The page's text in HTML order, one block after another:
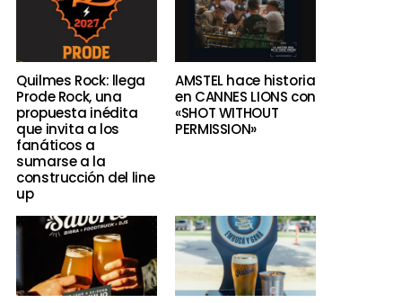
Quilmes Rock: llega
Prode Rock, una
propuesta inédita
que invita a los
fanáticos a
sumarse a la
construcción del line
up
AMSTEL hace historia
en CANNES LIONS con
«SHOT WITHOUT
PERMISSION»